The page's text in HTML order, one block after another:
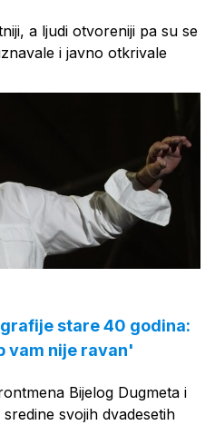
a ljudi otvoreniji pa su se
i javno otkrivale
stare 40 godina:
vam nije ravan'
Bijelog Dugmeta i
svojih dvadesetih